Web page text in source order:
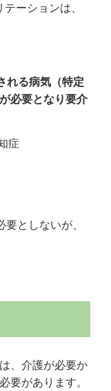
ーションは、
れる病気（特定
必要となり要介
症
としないが、
、介護が必要か
要があります。